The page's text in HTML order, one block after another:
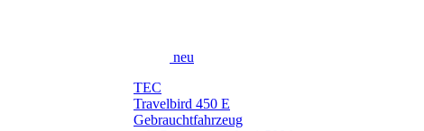
neu
TEC
Travelbird 450 E
Gebrauchtfahrzeug